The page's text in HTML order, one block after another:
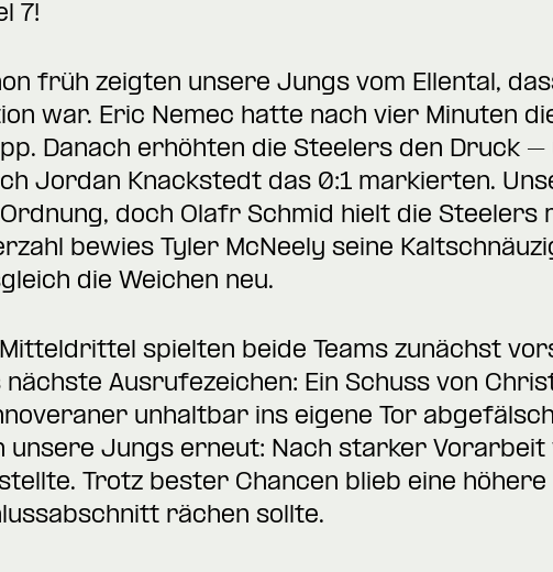
7!
früh zeigten unsere Jungs vom Ellental,
war. Eric Nemec hatte nach vier Minuten
Danach erhöhten die Steelers den Druck
Jordan Knackstedt das 0:1 markierten.
doch Olafr Schmid hielt die Steelers
bewies Tyler McNeely seine
die Weichen neu.
spielten beide Teams zunächst
nächste Ausrufezeichen: Ein Schuss von
unhaltbar ins eigene Tor
unsere Jungs erneut: Nach starker
Trotz bester Chancen blieb eine
rächen sollte.